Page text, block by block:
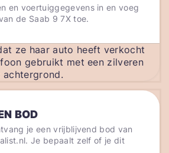
en voertuiggegevens in en voeg
de Saab 9 7X toe.
BOD
je een vrijblijvend bod van
Je bepaalt zelf of je dit